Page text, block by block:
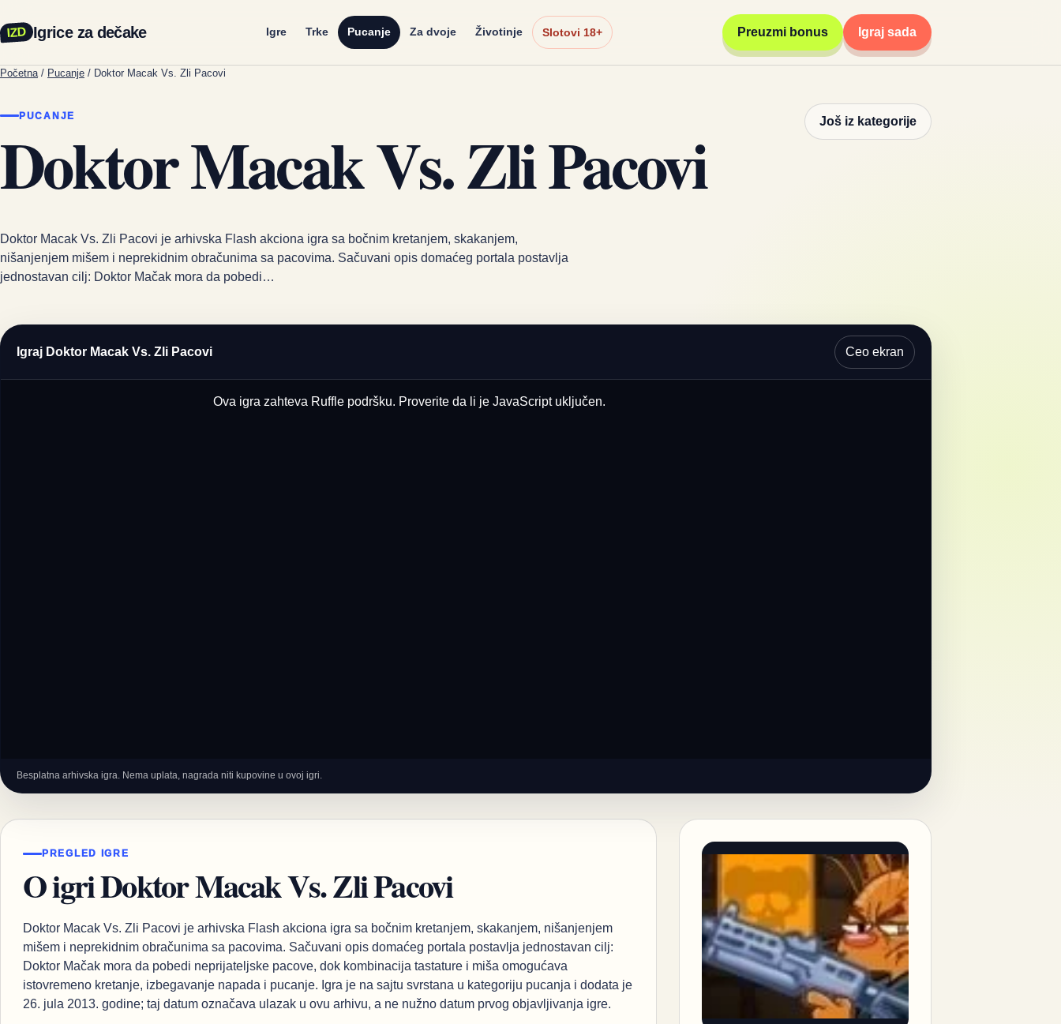
IZD Igrice za dečake Igre Trke Pucanje Za dvoje Životinje Slotovi 18+ Preuzmi bonus Igraj sada
Početna / Pucanje / Doktor Macak Vs. Zli Pacovi
PUCANJE
Doktor Macak Vs. Zli Pacovi
Doktor Macak Vs. Zli Pacovi je arhivska Flash akciona igra sa bočnim kretanjem, skakanjem,
nišanjenjem mišem i neprekidnim obračunima sa pacovima. Sačuvani opis domaćeg portala postavlja
jednostavan cilj: Doktor Mačak mora da pobedi…
Još iz kategorije
Igraj Doktor Macak Vs. Zli Pacovi Ceo ekran
Ova igra zahteva Ruffle podršku. Proverite da li je JavaScript uključen.
Besplatna arhivska igra. Nema uplata, nagrada niti kupovine u ovoj igri.
PREGLED IGRE
O igri Doktor Macak Vs. Zli Pacovi
Doktor Macak Vs. Zli Pacovi je arhivska Flash akciona igra sa bočnim kretanjem, skakanjem, nišanjenjem
mišem i neprekidnim obračunima sa pacovima. Sačuvani opis domaćeg portala postavlja jednostavan cilj:
Doktor Mačak mora da pobedi neprijateljske pacove, dok kombinacija tastature i miša omogućava
istovremeno kretanje, izbegavanje napada i pucanje. Igra je na sajtu svrstana u kategoriju pucanja i dodata je
26. jula 2013. godine; taj datum označava ulazak u ovu arhivu, a ne nužno datum prvog objavljivanja igre.